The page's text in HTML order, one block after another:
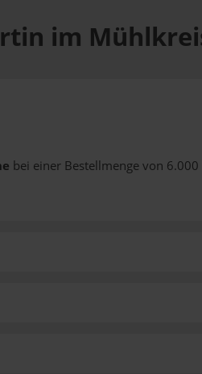
im
bei einer Bestellmenge von 6.000